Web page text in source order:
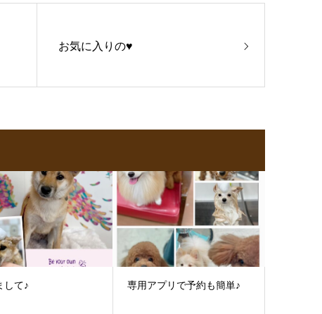
お気に入りの♥
して♪ 専用アプリで予約も簡単♪